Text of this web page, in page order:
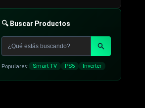
🔍 Buscar Productos
Populares: Smart TV PS5 Inverter